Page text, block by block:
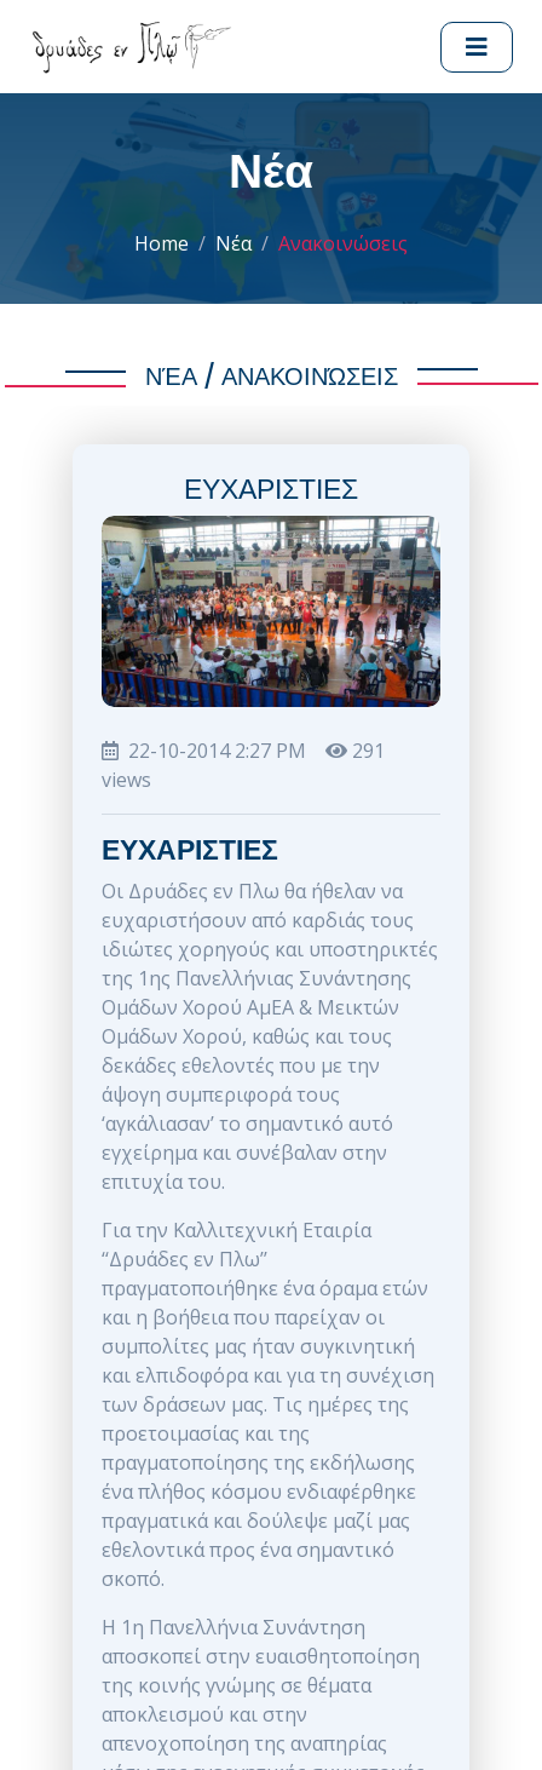
Νέα
Home Νέα Ανακοινώσεις
ΝΈΑ / ΑΝΑΚΟΙΝΏΣΕΙΣ
ΕΥΧΑΡΙΣΤΙΕΣ
22-10-2014 2:27 PM
291
views
ΕΥΧΑΡΙΣΤΙΕΣ
Οι Δρυάδες εν Πλω θα ήθελαν να
ευχαριστήσουν από καρδιάς τους
ιδιώτες χορηγούς και υποστηρικτές
της 1ης Πανελλήνιας Συνάντησης
Ομάδων Χορού ΑμΕΑ & Μεικτών
Ομάδων Χορού, καθώς και τους
δεκάδες εθελοντές που με την
άψογη συμπεριφορά τους
‘αγκάλιασαν’ το σημαντικό αυτό
εγχείρημα και συνέβαλαν στην
επιτυχία του.
Για την Καλλιτεχνική Εταιρία
‘‘Δρυάδες εν Πλω’’
πραγματοποιήθηκε ένα όραμα ετών
και η βοήθεια που παρείχαν οι
συμπολίτες μας ήταν συγκινητική
και ελπιδοφόρα και για τη συνέχιση
των δράσεων μας. Τις ημέρες της
προετοιμασίας και της
πραγματοποίησης της εκδήλωσης
ένα πλήθος κόσμου ενδιαφέρθηκε
πραγματικά και δούλεψε μαζί μας
εθελοντικά προς ένα σημαντικό
σκοπό.
Η 1η Πανελλήνια Συνάντηση
αποσκοπεί στην ευαισθητοποίηση
της κοινής γνώμης σε θέματα
αποκλεισμού και στην
απενοχοποίηση της αναπηρίας